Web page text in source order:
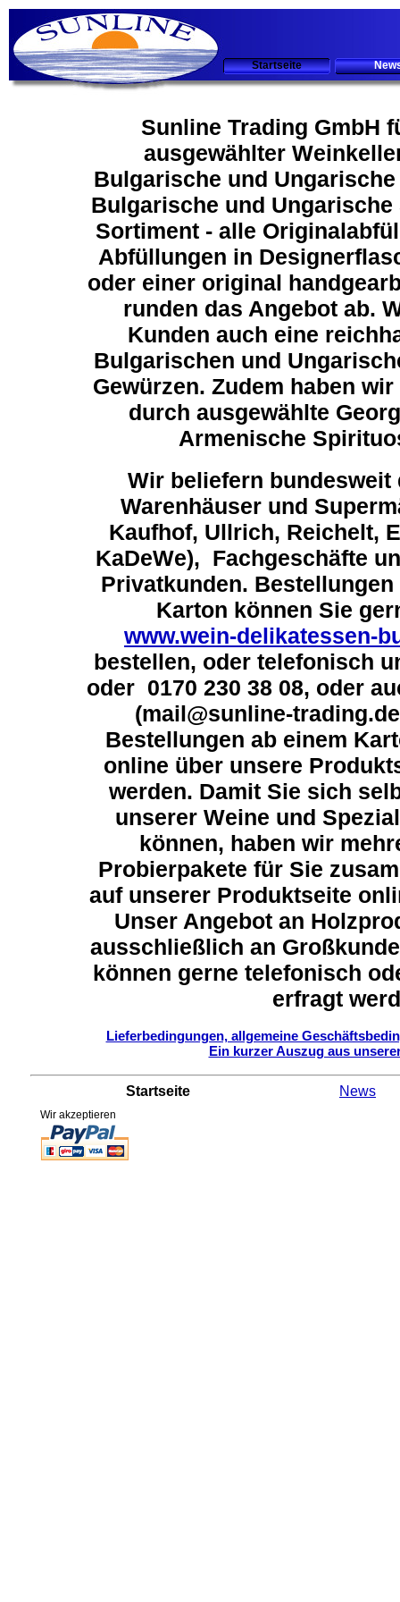
Startseite
Sunline Trading GmbH
ausgewählter
Bulgarische und
Bulgarische und
Sortiment - alle
Abfüllungen in
oder einer original
runden das Angebot ab.
Kunden auch eine
Bulgarischen und
Gewürzen. Zudem haben
durch ausgewählte
Armenische
Wir beliefern bundesweit
Warenhäuser und
Kaufhof, Ullrich, Reichelt,
KaDeWe), Fachgeschäfte
Privatkunden.
Karton können Sie
www.wein-delikatessen-
bestellen, oder telefonisch
oder 0170 230 38 08, oder
(mail@sunline-
Bestellungen ab einem
online über unsere
werden. Damit Sie sich
unserer Weine und
können, haben wir
Probierpakete für Sie
auf unserer Produktseite
Unser Angebot an
ausschließlich an
können gerne telefonisch
erfragt
Lieferbedingungen, allgemeine
Ein kurzer Auszug aus
Startseite News
Wir akzeptieren